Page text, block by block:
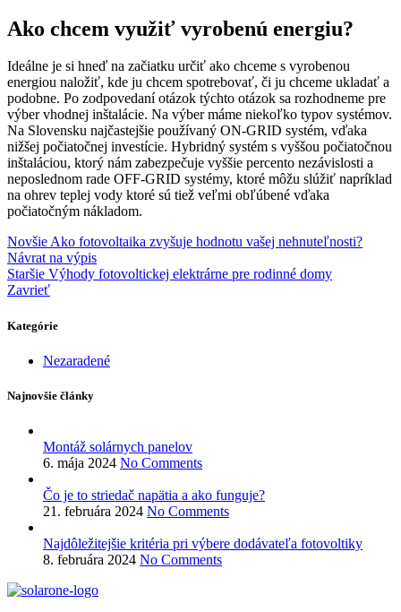
Ako chcem využiť vyrobenú energiu?
Ideálne je si hneď na začiatku určiť ako chceme s vyrobenou
energiou naložiť, kde ju chcem spotrebovať, či ju chceme ukladať a
podobne. Po zodpovedaní otázok týchto otázok sa rozhodneme pre
výber vhodnej inštalácie. Na výber máme niekoľko typov systémov.
Na Slovensku najčastejšie používaný ON-GRID systém, vďaka
nižšej počiatočnej investície. Hybridný systém s vyššou počiatočnou
inštaláciou, ktorý nám zabezpečuje vyššie percento nezávislosti a
neposlednom rade OFF-GRID systémy, ktoré môžu slúžiť napríklad
na ohrev teplej vody ktoré sú tiež veľmi obľúbené vďaka
počiatočným nákladom.
NovšieAko fotovoltaika zvyšuje hodnotu vašej nehnuteľnosti?
Návrat na výpis
Staršie Výhody fotovoltickej elektrárne pre rodinné domy
Zavrieť
Kategórie
Nezaradené
Najnovšie články
Montáž solárnych panelov
6. mája 2024 No Comments
Čo je to striedač napätia a ako funguje?
21. februára 2024 No Comments
Najdôležitejšie kritéria pri výbere dodávateľa fotovoltiky
8. februára 2024 No Comments